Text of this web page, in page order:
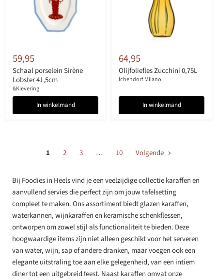
59,95
Schaal porselein Sirène
Lobster 41,5cm
&Klevering
In winkelmand
64,95
Olijfoliefles Zucchini 0,75L
Ichendorf Milano
In winkelmand
1 2 3 … 10 Volgende
Bij Foodies in Heels vind je een veelzijdige collectie karaffen en
aanvullend servies die perfect zijn om jouw tafelsetting
compleet te maken. Ons assortiment biedt glazen karaffen,
waterkannen, wijnkaraffen en keramische schenkflessen,
ontworpen om zowel stijl als functionaliteit te bieden. Deze
hoogwaardige items zijn niet alleen geschikt voor het serveren
van water, wijn, sap of andere dranken, maar voegen ook een
elegante uitstraling toe aan elke gelegenheid, van een intiem
diner tot een uitgebreid feest. Naast karaffen omvat onze